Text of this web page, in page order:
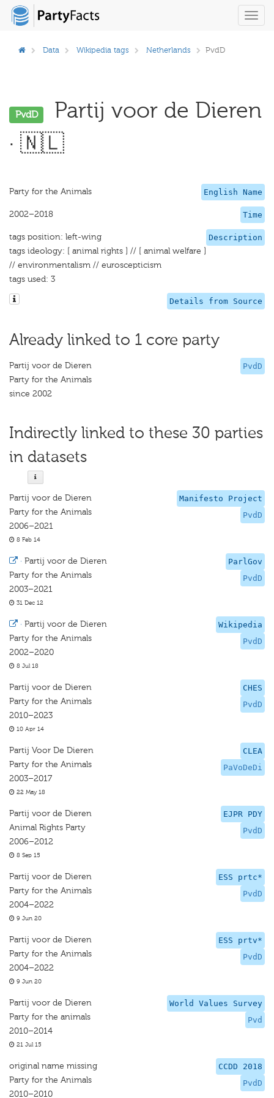
Data Wikipedia tags Netherlands PvdD
PvdD
Partij voor de Dieren
· 🇳🇱
English Name
Party for the Animals
Time
2002–2018
Description
tags position: left-wing
tags ideology: [ animal rights ] // [ animal welfare ]
// environmentalism // euroscepticism
tags used: 3
Details from Source
Already linked to 1 core party
PvdD
Partij voor de Dieren
Party for the Animals
since 2002
Indirectly linked to these 30 parties
in datasets
Manifesto Project
PvdD
Partij voor de Dieren
Party for the Animals
2006–2021
8 Feb 14
ParlGov
PvdD
· Partij voor de Dieren
Party for the Animals
2003–2021
31 Dec 12
Wikipedia
PvdD
· Partij voor de Dieren
Party for the Animals
2002–2020
8 Jul 18
CHES
PvdD
Partij voor de Dieren
Party for the Animals
2010–2023
10 Apr 14
CLEA
PaVoDeDi
Partij Voor De Dieren
Party for the Animals
2003–2017
22 May 18
EJPR PDY
PvdD
Partij voor de Dieren
Animal Rights Party
2006–2012
8 Sep 15
ESS prtc*
PvdD
Partij voor de Dieren
Party for the Animals
2004–2022
9 Jun 20
ESS prtv*
PvdD
Partij voor de Dieren
Party for the Animals
2004–2022
9 Jun 20
World Values Survey
Pvd
Partij voor de Dieren
Party for the animals
2010–2014
21 Jul 15
CCDD 2018
PvdD
original name missing
Party for the Animals
2010–2010